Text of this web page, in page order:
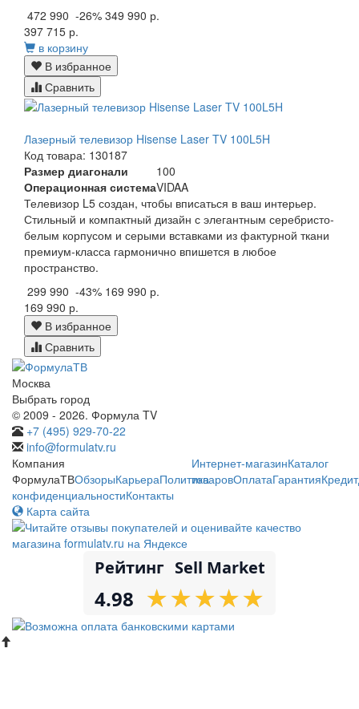
472 990 -26% 349 990 р.
397 715 р.
в корзину
В избранное
Сравнить
Лазерный телевизор Hisense Laser TV 100L5H
Код товара: 130187
Размер диагонали
100
Операционная системаVIDAA
Телевизор L5 создан, чтобы вписаться в ваш интерьер.
Стильный и компактный дизайн с элегантным серебристо-
белым корпусом и серыми вставками из фактурной ткани
премиум-класса гармонично впишется в любое
пространство.
299 990 -43% 169 990 р.
169 990 р.
В избранное
Сравнить
Москва
Выбрать город
© 2009 - 2026. Формула TV
+7 (495) 929-70-22
info@formulatv.ru
Компания
ФормулаТВОбзорыКарьераПолитика
конфиденциальностиКонтакты
Интернет-магазинКаталог
товаровОплатаГарантияКредит
Карта сайта
Рейтинг Sell Market
4.98 ★
★★
★★
★★
★★
★